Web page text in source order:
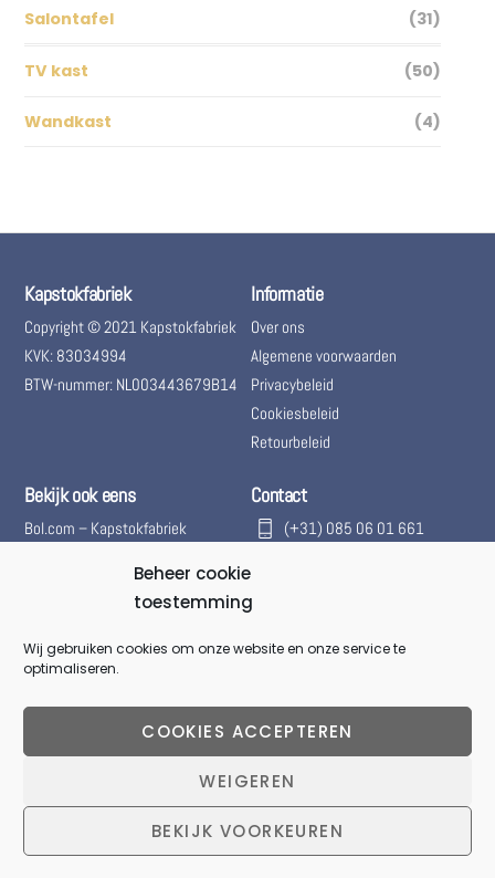
Beheer cookie
toestemming
Wij gebruiken cookies om onze website en onze service te
optimaliseren.
COOKIES ACCEPTEREN
WEIGEREN
BEKIJK VOORKEUREN
Salontafel (31)
TV kast (50)
Wandkast (4)
To
Kapstokfabriek
Copyright © 2021 Kapstokfabriek
KVK: 83034994
BTW-nummer: NL003443679B14
Informatie
Over ons
Algemene voorwaarden
Privacybeleid
Cookiesbeleid
Retourbeleid
Bekijk ook eens
Bol.com – Kapstokfabriek
Woningontruiming
Contact
(+31) 085 06 01 661
Holland, Nederland
Gesloten voor onbepaalde
tijd.